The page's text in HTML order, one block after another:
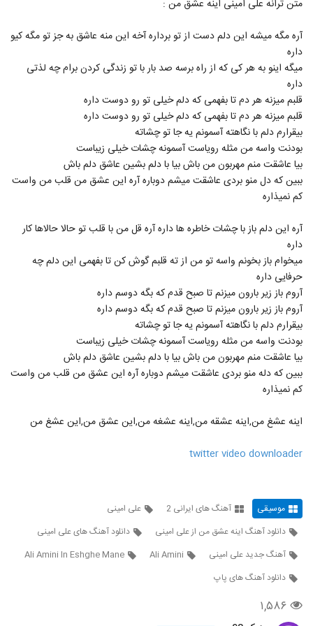
34
۲,۰۲۶ بازدید
35
دانلود آهنگ جدید و زیبای امیرحسین میری با
۱,۳۹۰ بازدید
36
Majid Rezaei Ideal
۷۶۵ بازدید
آهنگ مخاطب دل از کوروش بند(پاپ)
۹۰۳ بازدید
38
39
آهنگ فرشید ادهمی بنام تسکین
40
دانلود آهنگ جدید و زیبای حجت خوش
سعادت با نام دلم پیشت گیره
۹۹۳ بازدید
41
alireza ghorbani Eshgh Asan
42
آصف آریا آهنگ چه عجب (رمیکس)
43
۸۷۶ بازدید
44
موزیک زیبای مستم کن از بابک ارجمند
۱,۱۶۵ بازدید
متن ترانه علی امینی اینه عشق من :
آره مگه میشه این دلم دست از تو برداره آخه این منه عاشق به جز تو مگه کیو
داره
میگه اینو به هر کی که از راه برسه صد بار با تو زندگی کردن برام چه لذتی
داره
قلبم میزنه هر دم تا بفهمی که دلم خیلی تو رو دوست داره
قلبم میزنه هر دم تا بفهمی که دلم خیلی تو رو دوست داره
بیقرارم دلم با نگاهته آسمونم یه جا تو چشاته
بودنت واسه من مثله رویاست آسمونه چشات خیلی زیباست
بیا عاشقت منم مهربون من باش بیا با دلم بشین عاشق دلم باش
ببین که دل منو بردی عاشقت میشم دوباره آره این عشق من قلب من واست
کم نمیذاره
آره این دلم باز با چشات خاطره ها داره آره قل من با قلب تو حالا حالاها کار
داره
میخوام باز بخونم واسه تو من از ته قلبم گوش کن تا بفهمی این دلم چه
حرفایی داره
آروم باز زیر بارون میزنم تا صبح قدم که بگه دوسم داره
آروم باز زیر بارون میزنم تا صبح قدم که بگه دوسم داره
بیقرارم دلم با نگاهته آسمونم یه جا تو چشاته
بودنت واسه من مثله رویاست آسمونه چشات خیلی زیباست
بیا عاشقت منم مهربون من باش بیا با دلم بشین عاشق دلم باش
ببین که دله منو بردی عاشقت میشم دوباره آره این عشق من قلب من واست
کم نمیذاره
اینه عشغ من,اینه عشقه من,اینه عشغه من,این عشق من,این عشغ من
twitter video downloader
موسیقی آهنگ های ایرانی 2
علی امینی
دانلود آهنگ اینه عشق من از علی امینی
دانلود آهنگ های علی امینی
آهنگ جدید علی امینی
Ali Amini
Ali Amini In Eshghe Mane
دانلود آهنگ های پاپ
۱,۵۸۶